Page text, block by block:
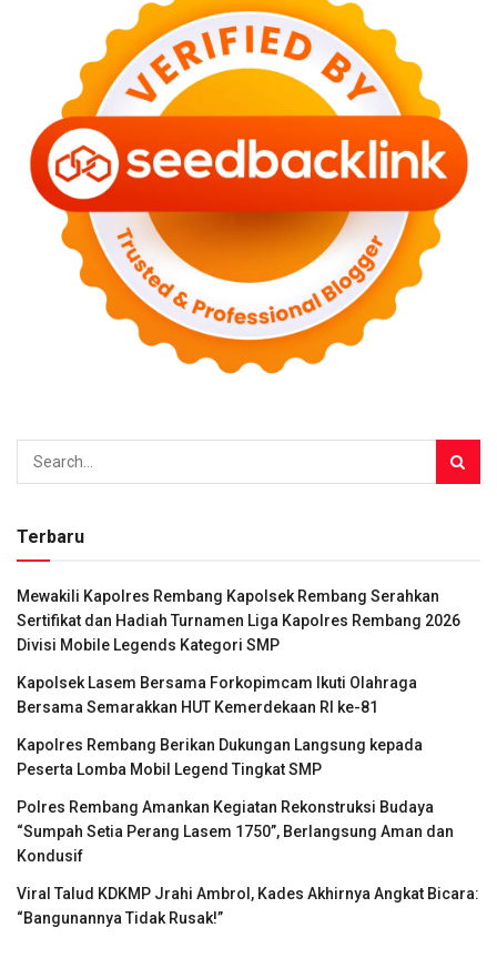
Terbaru
Mewakili Kapolres Rembang Kapolsek Rembang Serahkan
Sertifikat dan Hadiah Turnamen Liga Kapolres Rembang 2026
Divisi Mobile Legends Kategori SMP
Kapolsek Lasem Bersama Forkopimcam Ikuti Olahraga
Bersama Semarakkan HUT Kemerdekaan RI ke-81
Kapolres Rembang Berikan Dukungan Langsung kepada
Peserta Lomba Mobil Legend Tingkat SMP
Polres Rembang Amankan Kegiatan Rekonstruksi Budaya
“Sumpah Setia Perang Lasem 1750”, Berlangsung Aman dan
Kondusif
Viral Talud KDKMP Jrahi Ambrol, Kades Akhirnya Angkat Bicara:
“Bangunannya Tidak Rusak!”